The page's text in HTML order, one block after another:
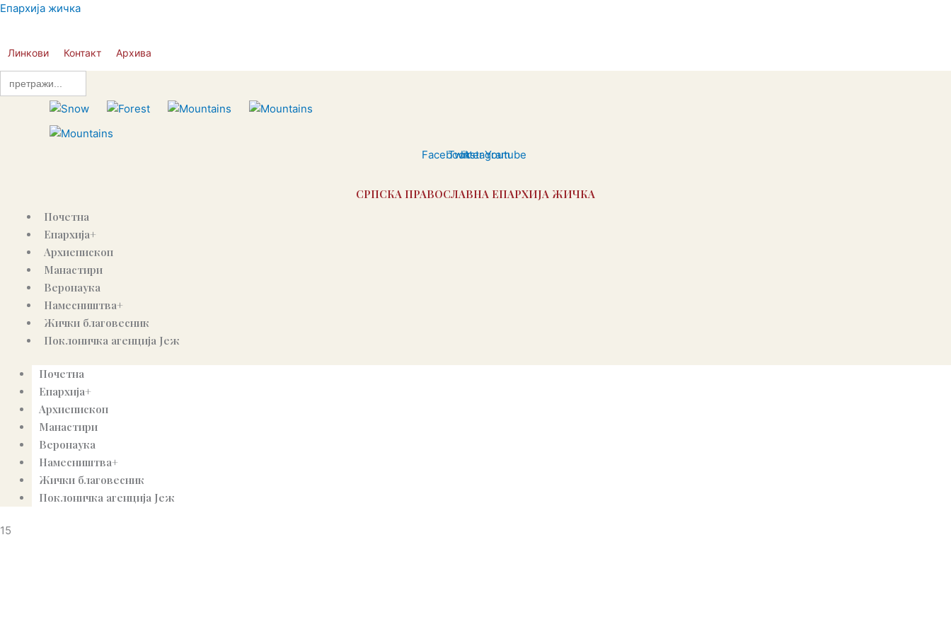
Пређи
Епархија жичка
Линкови Контакт Архива
Search
for:
Facebook
Twitter
Instagram
Youtube
СРПСКА ПРАВОСЛАВНА ЕПАРХИЈА ЖИЧКА
Почетна
Епархија+
Архиепископ
Манастири
Веронаука
Намесништва+
Жички благовесник
Поклоничка агенција Јеж
Почетна
Епархија+
Архиепископ
Манастири
Веронаука
Намесништва+
Жички благовесник
Поклоничка агенција Јеж
15